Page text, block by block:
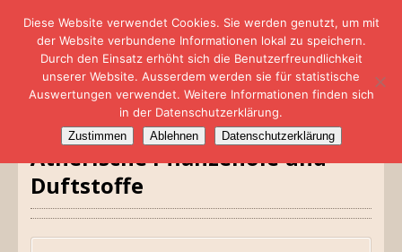
Ätherische Pflanzenöle und
Duftstoffe
Diese Website verwendet Cookies. Sie werden genutzt, um mit
der Website verbundene Informationen lokal zu speichern.
Durch den Einsatz erhöht sich die Benutzerfreundlichkeit
unserer Website. Ausserdem werden sie für statistische
Auswertungen verwendet. Weitere Informationen finden sich
in der Datenschutzerklärung.
Zustimmen Ablehnen Datenschutzerklärung